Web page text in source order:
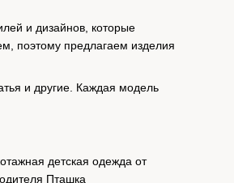
и дизайнов, которые
поэтому предлагаем изделия
и другие. Каждая модель